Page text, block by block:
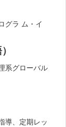
グラ ム・イ
系グローバル
導、定期レッ